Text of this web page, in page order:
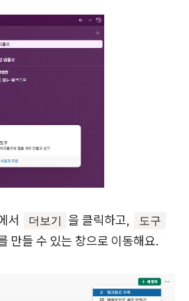
서 더보기 을 클릭하고, 도구
만들 수 있는 창으로 이동해요.